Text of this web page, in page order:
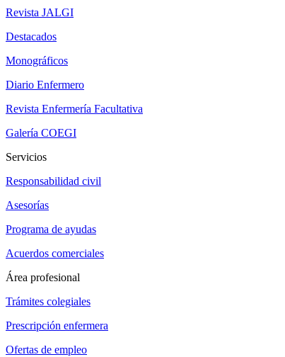
Revista JALGI
Destacados
Monográficos
Diario Enfermero
Revista Enfermería Facultativa
Galería COEGI
Servicios
Responsabilidad civil
Asesorías
Programa de ayudas
Acuerdos comerciales
Área profesional
Trámites colegiales
Prescripción enfermera
Ofertas de empleo